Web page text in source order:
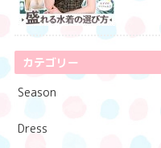
カテゴリー
Season
Dress